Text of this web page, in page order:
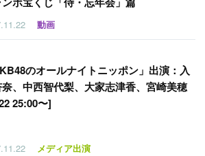
動画
のオールナイトニッポン」出演：入
、中西智代梨、大家志津香、宮崎美穂
25:00〜]
メディア出演